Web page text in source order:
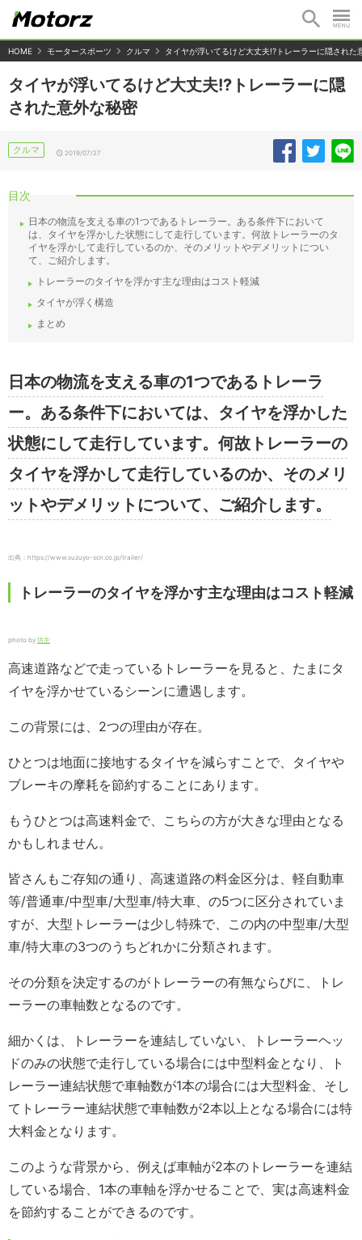
HOME モータースポーツ クルマ タイヤが浮いてるけど大丈夫!?トレーラーに隠された
タイヤが浮いてるけど大丈夫!?トレーラーに隠
された意外な秘密
クルマ 2019/07/27
目次
日本の物流を支える車の1つであるトレーラー。ある条件下において
は、タイヤを浮かした状態にして走行しています。何故トレーラーのタ
イヤを浮かして走行しているのか、そのメリットやデメリットについ
て、ご紹介します。
トレーラーのタイヤを浮かす主な理由はコスト軽減
タイヤが浮く構造
まとめ
日本の物流を支える車の1つであるトレーラ
ー。ある条件下においては、タイヤを浮かした
状態にして走行しています。何故トレーラーの
タイヤを浮かして走行しているのか、そのメリ
ットやデメリットについて、ご紹介します。
出典：https://www.suzuyo-scn.co.jp/trailer/
トレーラーのタイヤを浮かす主な理由はコスト軽減
photo by 坊主
高速道路などで走っているトレーラーを見ると、たまにタ
イヤを浮かせているシーンに遭遇します。
この背景には、2つの理由が存在。
ひとつは地面に接地するタイヤを減らすことで、タイヤや
ブレーキの摩耗を節約することにあります。
もうひとつは高速料金で、こちらの方が大きな理由となる
かもしれません。
皆さんもご存知の通り、高速道路の料金区分は、軽自動車
等/普通車/中型車/大型車/特大車、の5つに区分されていま
すが、大型トレーラーは少し特殊で、この内の中型車/大型
車/特大車の3つのうちどれかに分類されます。
その分類を決定するのがトレーラーの有無ならびに、トレ
ーラーの車軸数となるのです。
細かくは、トレーラーを連結していない、トレーラーヘッ
ドのみの状態で走行している場合には中型料金となり、ト
レーラー連結状態で車軸数が1本の場合には大型料金、そし
てトレーラー連結状態で車軸数が2本以上となる場合には特
大料金となります。
このような背景から、例えば車軸が2本のトレーラーを連結
している場合、1本の車軸を浮かせることで、実は高速料金
を節約することができるのです。